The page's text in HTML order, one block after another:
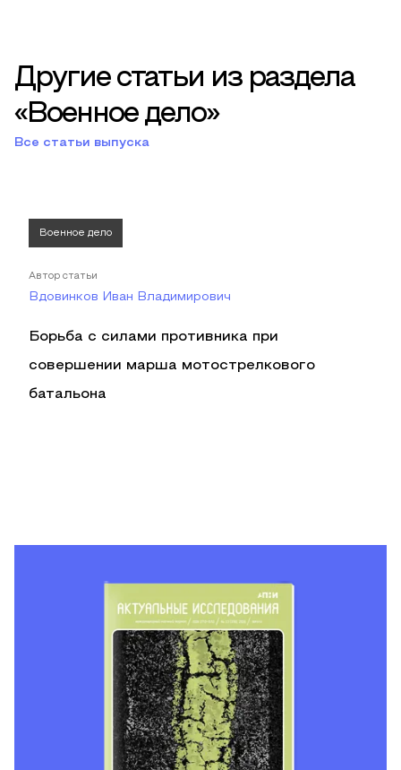
Другие статьи из раздела
«Военное дело»
Все статьи выпуска
Военное дело
Автор статьи
Вдовинков Иван Владимирович
Борьба с силами противника при
совершении марша мотострелкового
батальона